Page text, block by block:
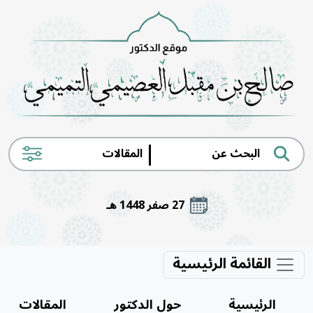
|
حول الدكتور المقالات
الكتب